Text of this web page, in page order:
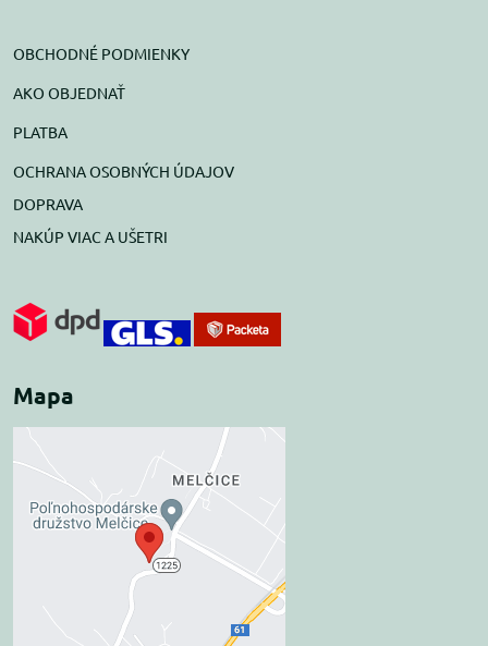
OBCHODNÉ PODMIENKY
AKO OBJEDNAŤ
PLATBA
OCHRANA OSOBNÝCH ÚDAJOV
DOPRAVA
NAKÚP VIAC A UŠETRI
Mapa
Externý obsah je
blokovaný Voľbami
súkromia
Prajete si načítať externý obsah?
Povoliť tentokrát